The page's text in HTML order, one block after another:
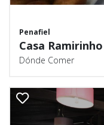
Penafiel
Casa Ramirinho
Dónde Comer